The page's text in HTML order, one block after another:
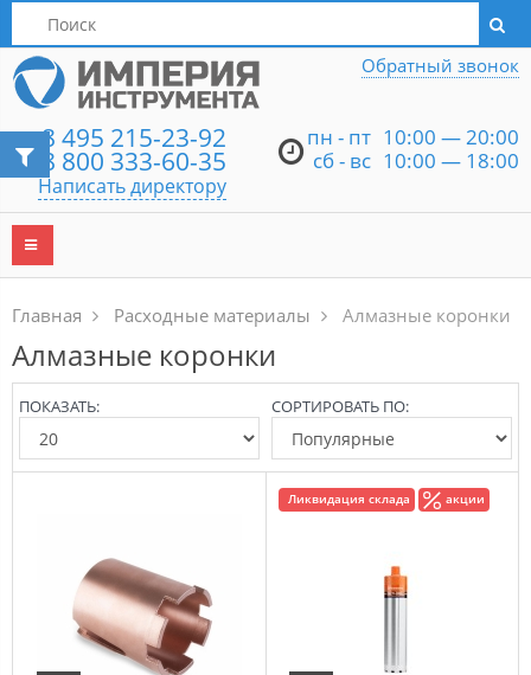
Написать директору
8 495 215-23-92
8 800 333-60-35
Написать директору
пн - пт 10:00 — 20:00
сб - вс 10:00 — 18:00
Обратный звонок
Главная Расходные материалы Алмазные коронки
Алмазные коронки
СОРТИРОВАТЬ ПО:
ПОКАЗАТЬ:
Ликвидация склада акции